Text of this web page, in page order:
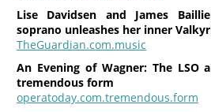
Lise Davidsen and James
soprano unleashes her inner
TheGuardian.com.music
An Evening of Wagner: The LSO
tremendous form
operatoday.com.tremendous.form